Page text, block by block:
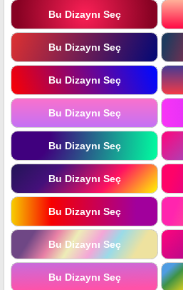
Bu Dizaynı Seç
Bu Dizaynı Seç
Bu Dizaynı Seç
Bu Dizaynı Seç
Bu Dizaynı Seç
Bu Dizaynı Seç
Bu Dizaynı Seç
Bu Dizaynı Seç
Bu Dizaynı Seç